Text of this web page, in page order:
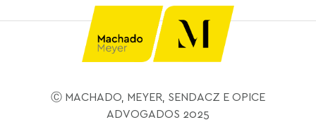
Ⓒ MACHADO, MEYER, SENDACZ E OPICE
ADVOGADOS 2025